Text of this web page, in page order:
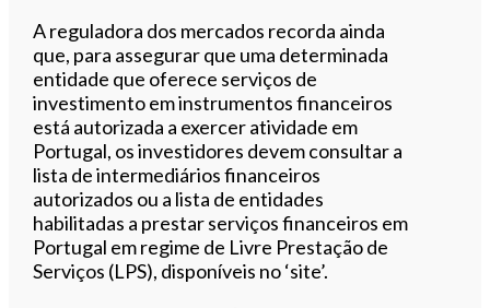
A reguladora dos mercados recorda ainda
que, para assegurar que uma determinada
entidade que oferece serviços de
investimento em instrumentos financeiros
está autorizada a exercer atividade em
Portugal, os investidores devem consultar a
lista de intermediários financeiros
autorizados ou a lista de entidades
habilitadas a prestar serviços financeiros em
Portugal em regime de Livre Prestação de
Serviços (LPS), disponíveis no ‘site’.